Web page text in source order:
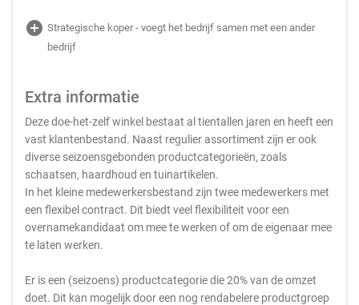
add_circle Strategische koper - voegt het bedrijf samen met een ander
bedrijf
Extra informatie
Deze doe-het-zelf winkel bestaat al tientallen jaren en heeft een
vast klantenbestand. Naast regulier assortiment zijn er ook
diverse seizoensgebonden productcategorieën, zoals
schaatsen, haardhoud en tuinartikelen.
In het kleine medewerkersbestand zijn twee medewerkers met
een flexibel contract. Dit biedt veel flexibiliteit voor een
overnamekandidaat om mee te werken of om de eigenaar mee
te laten werken.
Er is een (seizoens) productcategorie die 20% van de omzet
doet. Dit kan mogelijk door een nog rendabelere productgroep